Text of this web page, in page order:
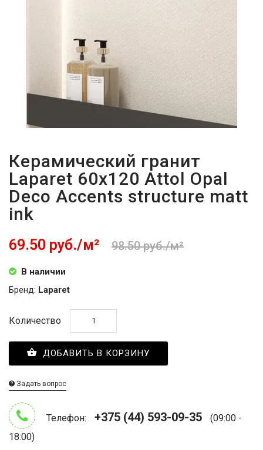
Керамический гранит
Laparet 60x120 Attol Opal
Deco Accents structure matt
ink
69.50 руб./м² 98.50 руб./м²
В наличии
Бренд: Laparet
Количество
ДОБАВИТЬ В КОРЗИНУ
Задать вопрос
Телефон: +375 (44) 593-09-35
(09:00 -
18:00)